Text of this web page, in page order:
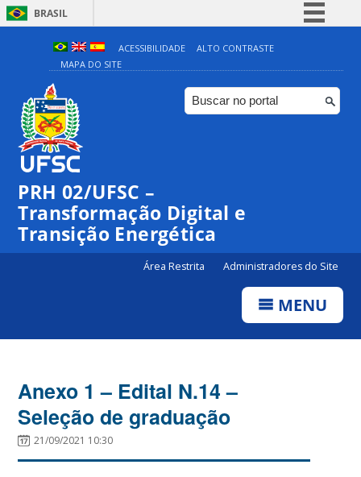
BRASIL
Simplifique!
Comunica BR
Participe
ACESSIBILIDADE
ALTO CONTRASTE
MAPA DO SITE
PRH 02/UFSC –
Transformação Digital e
Transição Energética
Área Restrita Administradores do Site
MENU
Anexo 1 – Edital N.14 –
Seleção de graduação
21/09/2021 10:30